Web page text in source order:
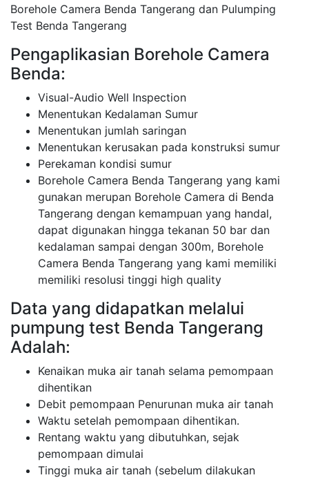
Borehole Camera Benda Tangerang dan Pulumping
Test Benda Tangerang
Pengaplikasian Borehole Camera
Benda:
Visual-Audio Well Inspection
Menentukan Kedalaman Sumur
Menentukan jumlah saringan
Menentukan kerusakan pada konstruksi sumur
Perekaman kondisi sumur
Borehole Camera Benda Tangerang yang kami
gunakan merupan Borehole Camera di Benda
Tangerang dengan kemampuan yang handal,
dapat digunakan hingga tekanan 50 bar dan
kedalaman sampai dengan 300m, Borehole
Camera Benda Tangerang yang kami memiliki
memiliki resolusi tinggi high quality
Data yang didapatkan melalui
pumpung test Benda Tangerang
Adalah:
Kenaikan muka air tanah selama pemompaan
dihentikan
Debit pemompaan Penurunan muka air tanah
Waktu setelah pemompaan dihentikan.
Rentang waktu yang dibutuhkan, sejak
pemompaan dimulai
Tinggi muka air tanah (sebelum dilakukan